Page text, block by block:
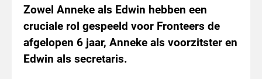
Zowel Anneke als Edwin hebben een
cruciale rol gespeeld voor Fronteers de
afgelopen 6 jaar, Anneke als voorzitster en
Edwin als secretaris.